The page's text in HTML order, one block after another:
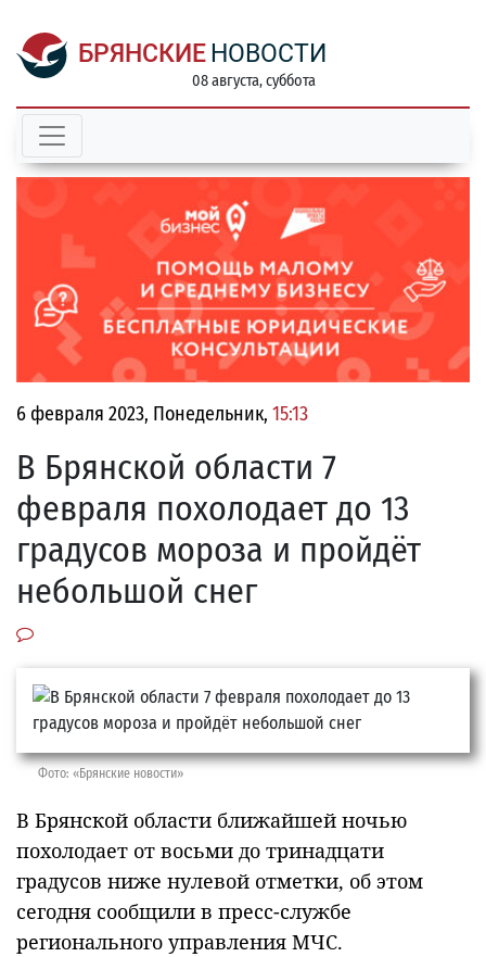
БРЯНСКИЕ НОВОСТИ
08 августа, суббота
6 февраля 2023, Понедельник, 15:13
В Брянской области 7
февраля похолодает до 13
градусов мороза и пройдёт
небольшой снег
Фото: «Брянские новости»
В Брянской области ближайшей ночью
похолодает от восьми до тринадцати
градусов ниже нулевой отметки, об этом
сегодня сообщили в пресс-службе
регионального управления МЧС.